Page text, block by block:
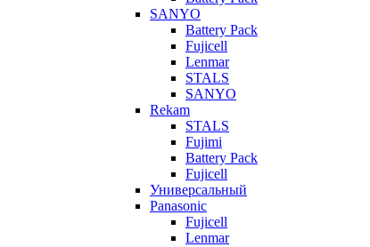
SANYO
Battery Pack
Fujicell
Lenmar
STALS
SANYO
Rekam
STALS
Fujimi
Battery Pack
Fujicell
Универсальный
Panasonic
Fujicell
Lenmar